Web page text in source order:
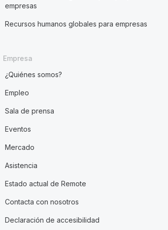
empresas
Recursos humanos globales para empresas
Empresa
¿Quiénes somos?
Empleo
Sala de prensa
Eventos
Mercado
Asistencia
Estado actual de Remote
Contacta con nosotros
Declaración de accesibilidad